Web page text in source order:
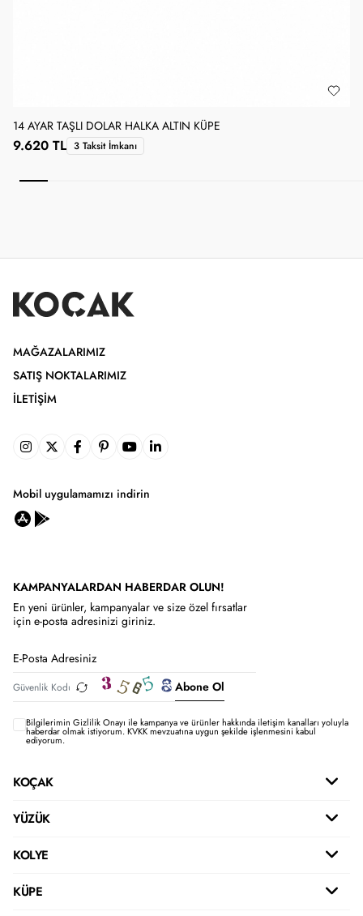
14 AYAR TAŞLI DOLAR HALKA ALTIN KÜPE
9.620 TL 3 Taksit İmkanı
MAĞAZALARIMIZ
SATIŞ NOKTALARIMIZ
İLETIŞIM
Mobil uygulamamızı indirin
KAMPANYALARDAN HABERDAR OLUN!
En yeni ürünler, kampanyalar ve size özel fırsatlar
için e-posta adresinizi giriniz.
Abone Ol
Bilgilerimin Gizlilik Onayı ile kampanya ve ürünler hakkında iletişim kanalları yoluyla
haberdar olmak istiyorum.KVKK mevzuatına uygun şekilde işlenmesini kabul
ediyorum.
KOÇAK
YÜZÜK
KOLYE
KÜPE